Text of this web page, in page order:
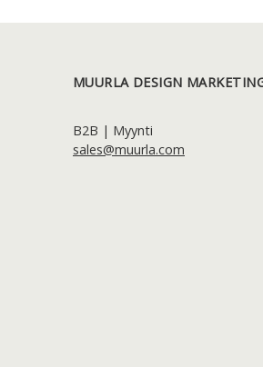
MUURLA DESIGN
B2B | Myynti
sales@muurla.com